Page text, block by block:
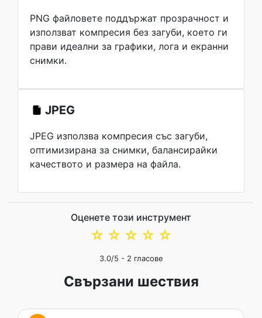
PNG файловете поддържат прозрачност и
използват компресия без загуби, което ги
прави идеални за графики, лога и екранни
снимки.
JPEG
JPEG използва компресия със загуби,
оптимизирана за снимки, балансирайки
качеството и размера на файла.
Оценете този инструмент
☆
☆
☆
☆
☆
3.0/5 - 2 гласове
Свързани шествия